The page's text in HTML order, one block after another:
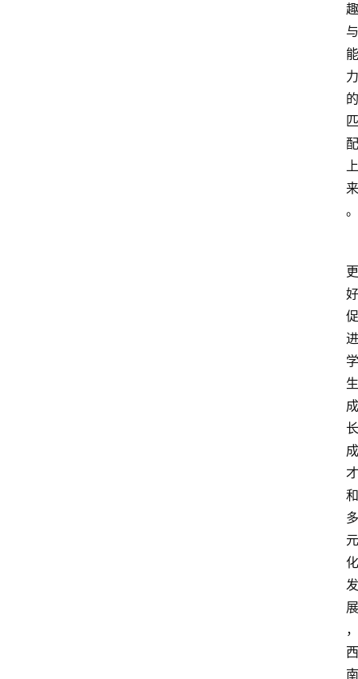
趣
与
能
力
的
匹
配
上
来
。
更
好
促
进
学
生
成
长
成
才
和
多
元
化
发
展
，
西
南